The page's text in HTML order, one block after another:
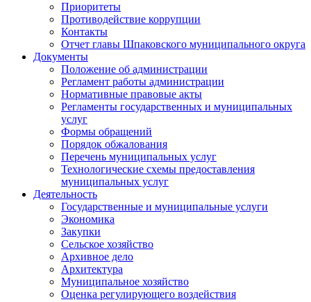
Приоритеты
Противодействие коррупции
Контакты
Отчет главы Шпаковского муниципального округа
Документы
Положение об администрации
Регламент работы администрации
Нормативные правовые акты
Регламенты государственных и муниципальных
услуг
Формы обращений
Порядок обжалования
Перечень муниципальных услуг
Технологические схемы предоставления
муниципальных услуг
Деятельность
Государственные и муниципальные услуги
Экономика
Закупки
Сельское хозяйство
Архивное дело
Архитектура
Муниципальное хозяйство
Оценка регулирующего воздействия